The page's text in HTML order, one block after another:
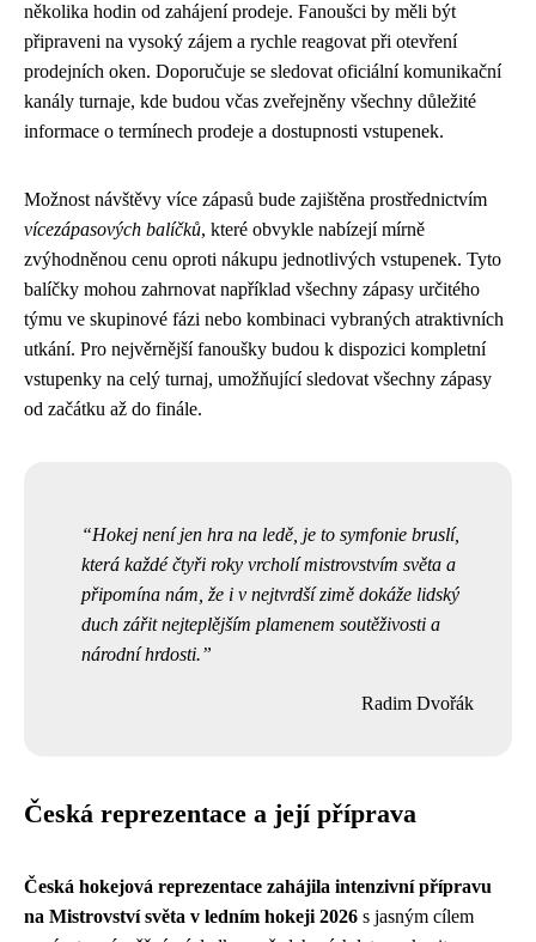
několika hodin od zahájení prodeje. Fanoušci by měli být
připraveni na vysoký zájem a rychle reagovat při otevření
prodejních oken. Doporučuje se sledovat oficiální komunikační
kanály turnaje, kde budou včas zveřejněny všechny důležité
informace o termínech prodeje a dostupnosti vstupenek.
Možnost návštěvy více zápasů bude zajištěna prostřednictvím
vícezápasových balíčků, které obvykle nabízejí mírně
zvýhodněnou cenu oproti nákupu jednotlivých vstupenek. Tyto
balíčky mohou zahrnovat například všechny zápasy určitého
týmu ve skupinové fázi nebo kombinaci vybraných atraktivních
utkání. Pro nejvěrnější fanoušky budou k dispozici kompletní
vstupenky na celý turnaj, umožňující sledovat všechny zápasy
od začátku až do finále.
Hokej není jen hra na ledě, je to symfonie bruslí,
která každé čtyři roky vrcholí mistrovstvím světa a
připomína nám, že i v nejtvrdší zimě dokáže lidský
duch zářit nejteplějším plamenem soutěživosti a
národní hrdosti.
Radim Dvořák
Česká reprezentace a její příprava
Česká hokejová reprezentace zahájila intenzivní přípravu
na Mistrovství světa v ledním hokeji 2026 s jasným cílem